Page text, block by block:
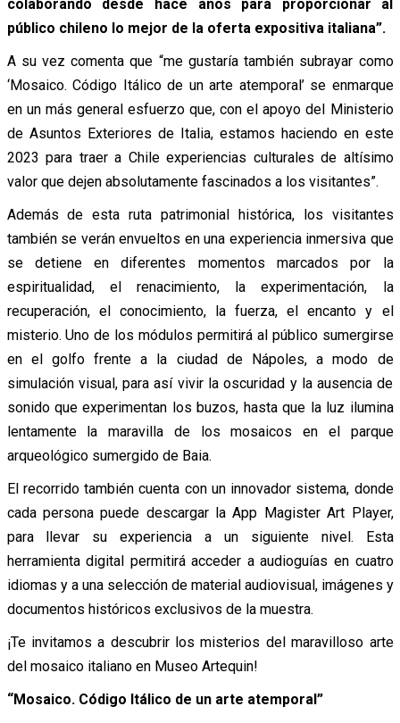
colaborando desde hace años para proporcionar al
público chileno lo mejor de la oferta expositiva italiana”.
A su vez comenta que “me gustaría también subrayar como
‘Mosaico. Código Itálico de un arte atemporal’ se enmarque
en un más general esfuerzo que, con el apoyo del Ministerio
de Asuntos Exteriores de Italia, estamos haciendo en este
2023 para traer a Chile experiencias culturales de altísimo
valor que dejen absolutamente fascinados a los visitantes”.
Además de esta ruta patrimonial histórica, los visitantes
también se verán envueltos en una experiencia inmersiva que
se detiene en diferentes momentos marcados por la
espiritualidad, el renacimiento, la experimentación, la
recuperación, el conocimiento, la fuerza, el encanto y el
misterio. Uno de los módulos permitirá al público sumergirse
en el golfo frente a la ciudad de Nápoles, a modo de
simulación visual, para así vivir la oscuridad y la ausencia de
sonido que experimentan los buzos, hasta que la luz ilumina
lentamente la maravilla de los mosaicos en el parque
arqueológico sumergido de Baia.
El recorrido también cuenta con un innovador sistema, donde
cada persona puede descargar la App Magister Art Player,
para llevar su experiencia a un siguiente nivel. Esta
herramienta digital permitirá acceder a audioguías en cuatro
idiomas y a una selección de material audiovisual, imágenes y
documentos históricos exclusivos de la muestra.
¡Te invitamos a descubrir los misterios del maravilloso arte
del mosaico italiano en Museo Artequin!
“Mosaico. Código Itálico de un arte atemporal”